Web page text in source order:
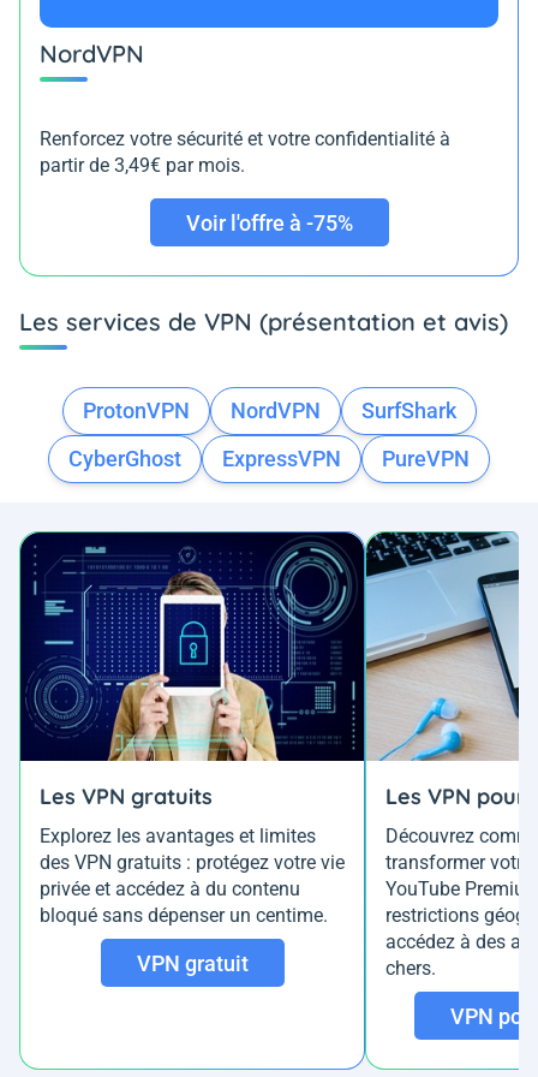
NordVPN
Renforcez votre sécurité et votre confidentialité à
partir de 3,49€ par mois.
Voir l'offre à -75%
Les services de VPN (présentation et avis)
ProtonVPN NordVPN
SurfShark
CyberGhost
ExpressVPN PureVPN
Les VPN gratuits
Explorez les avantages et limites
des VPN gratuits : protégez votre vie
privée et accédez à du contenu
bloqué sans dépenser un centime.
VPN gratuit
Les VPN pour
Découvrez
transformer votre
YouTube
restrictions
accédez à des
chers.
VPN